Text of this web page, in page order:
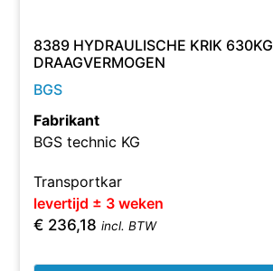
8389 HYDRAULISCHE KRIK 630KG
DRAAGVERMOGEN
BGS
Fabrikant
BGS technic KG
Transportkar
levertijd ± 3 weken
€ 236,18 incl. BTW